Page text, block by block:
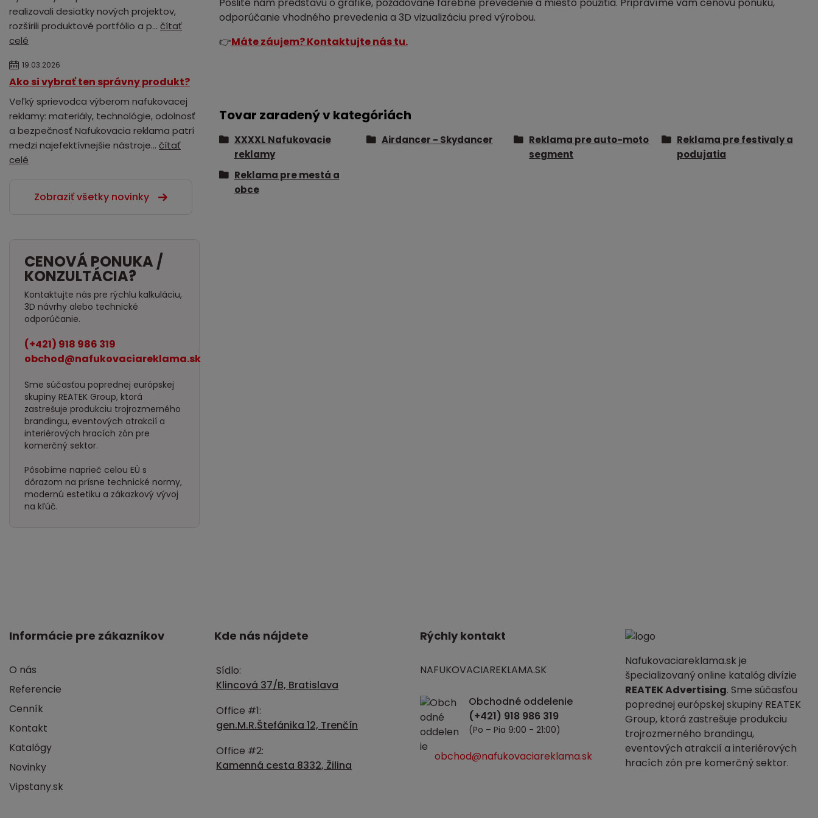
realizovali desiatky nových projektov,
rozšírili produktové portfólio a p... čítať
celé
19.03.2026
Ako si vybrať ten správny produkt?
Veľký sprievodca výberom nafukovacej
reklamy: materiály, technológie, odolnosť
a bezpečnosť Nafukovacia reklama patrí
medzi najefektívnejšie nástroje... čítať
celé
Zobraziť všetky novinky
CENOVÁ PONUKA /
KONZULTÁCIA?
Kontaktujte nás pre rýchlu kalkuláciu,
3D návrhy alebo technické
odporúčanie.
(+421) 918 986 319
obchod@nafukovaciareklama.sk
Sme súčasťou poprednej európskej
skupiny REATEK Group, ktorá
zastrešuje produkciu trojrozmerného
brandingu, eventových atrakcií a
interiérových hracích zón pre
komerčný sektor.
Pôsobíme naprieč celou EÚ s
dôrazom na prísne technické normy,
modernú estetiku a zákazkový vývoj
na kľúč.
odporúčanie vhodného prevedenia a 3D vizualizáciu pred výrobou.
👉Máte záujem? Kontaktujte nás tu.
Tovar zaradený v kategóriách
XXXXL Nafukovacie
reklamy
Airdancer - Skydancer
Reklama pre auto-moto
segment
Reklama pre festivaly a
podujatia
Reklama pre mestá a
obce
Informácie pre zákazníkov
O nás
Referencie
Cenník
Kontakt
Katalógy
Novinky
Vipstany.sk
Kde nás nájdete
Sídlo:
Klincová 37/B, Bratislava
Office #1:
gen.M.R.Štefánika 12, Trenčín
Office #2:
Kamenná cesta 8332, Žilina
Nafukovaciareklama.sk je
špecializovaný online katalóg divízie
REATEK Advertising. Sme súčasťou
poprednej európskej skupiny REATEK
Group, ktorá zastrešuje produkciu
trojrozmerného brandingu,
eventových atrakcií a interiérových
hracích zón pre komerčný sektor.
Rýchly kontakt
NAFUKOVACIAREKLAMA.SK
Obchodné oddelenie
(Po – Pia 9:00 - 21:00)
obchod@nafukovaciareklama.sk